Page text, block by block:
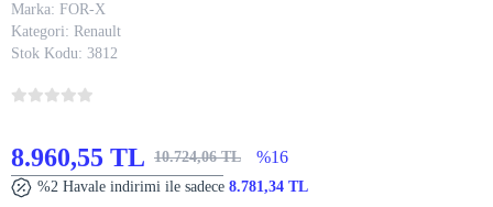
Marka: FOR-X
Kategori: Renault
Stok Kodu: 3812
8.960,55 TL 10.724,06 TL %16
%2 Havale indirimi ile sadece 8.781,34 TL